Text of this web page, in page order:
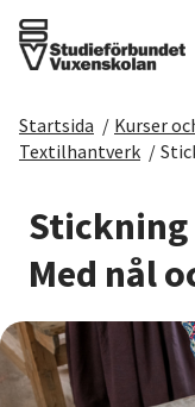
Det här gör vi
För dig som
Sök kurser
Om SV
Startsida / Kurser
Textilhantverk /
Med nål